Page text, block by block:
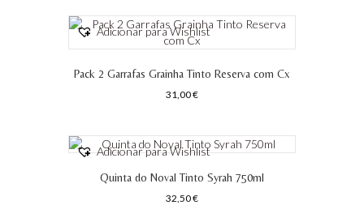
Adicionar para Wishlist
Pack 2 Garrafas Grainha Tinto Reserva com Cx
31,00€
Adicionar para Wishlist
Quinta do Noval Tinto Syrah 750ml
32,50€